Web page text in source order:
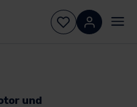
und